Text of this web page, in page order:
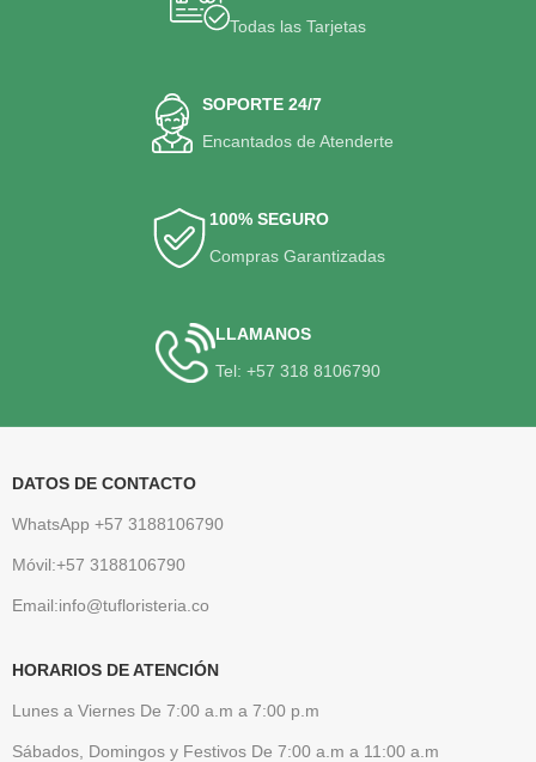
Todas las Tarjetas
SOPORTE 24/7
Encantados de Atenderte
100% SEGURO
Compras Garantizadas
LLAMANOS
Tel: +57 318 8106790
DATOS DE CONTACTO
WhatsApp +57 3188106790
Móvil:+57 3188106790
Email:info@tufloristeria.co
HORARIOS DE ATENCIÓN
Lunes a Viernes De 7:00 a.m a 7:00 p.m
Sábados, Domingos y Festivos De 7:00 a.m a 11:00 a.m